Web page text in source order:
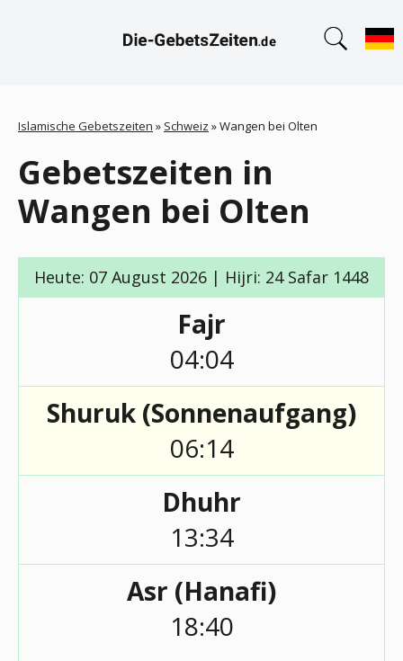
Islamische Gebetszeiten » Schweiz »Wangen bei Olten
Gebetszeiten in
Wangen bei Olten
Heute: 07 August 2026 | Hijri: 24 Safar 1448
Fajr
04:04
Shuruk (Sonnenaufgang)
06:14
Dhuhr
13:34
Asr (Hanafi)
18:40